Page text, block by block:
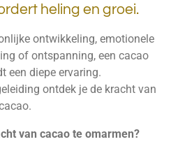
heling en groei.
ontwikkeling, emotionele
of ontspanning, een cacao
een diepe ervaring.
ontdek je de kracht van
van cacao te omarmen?